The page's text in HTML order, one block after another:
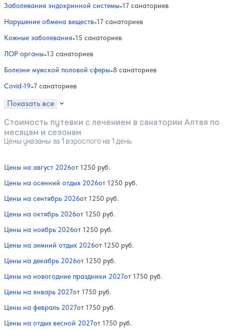
Заболевания эндокринной системы-17 санаториев
Нарушение обмена веществ-17 санаториев
Кожные заболевания-15 санаториев
ЛОР органы-13 санаториев
Болезни мужской половой сферы-8 санаториев
Covid-19-7 санаториев
Показать все
Стоимость путевки с лечением в санатории Алтая по
месяцам и сезонам
Цены указаны за 1 взрослого на 1 день
Цены на август 2026от 1250 руб.
Цены на осенний отдых 2026от 1250 руб.
Цены на сентябрь 2026от 1250 руб.
Цены на октябрь 2026от 1250 руб.
Цены на ноябрь 2026от 1250 руб.
Цены на зимний отдых 2026от 1250 руб.
Цены на декабрь 2026от 1250 руб.
Цены на новогодние праздники 2027от 1750 руб.
Цены на январь 2027от 1750 руб.
Цены на февраль 2027от 1750 руб.
Цены на отдых весной 2027от 1750 руб.